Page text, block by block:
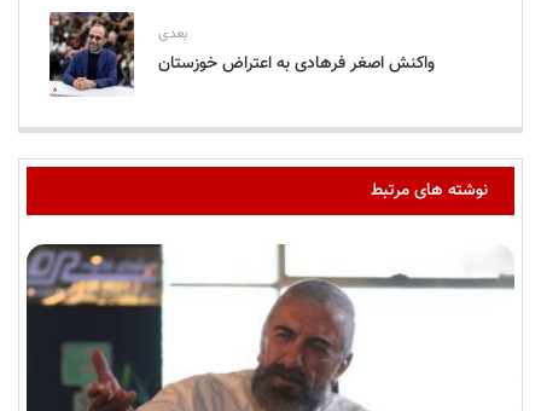
بعدی
واکنش اصغر فرهادی به اعتراض‌ خوزستان
نوشته های مرتبط